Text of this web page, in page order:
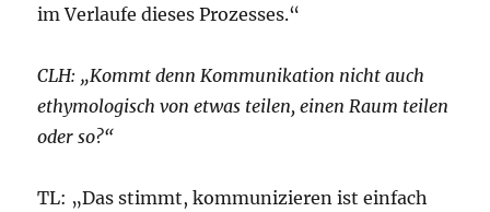
im Verlaufe dieses Prozesses.“
CLH: „Kommt denn Kommunikation nicht auch
ethymologisch von etwas teilen, einen Raum teilen
oder so?“
TL: „Das stimmt, kommunizieren ist einfach